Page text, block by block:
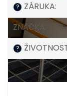
? ZÁRUKA:
ZNAČKA
?